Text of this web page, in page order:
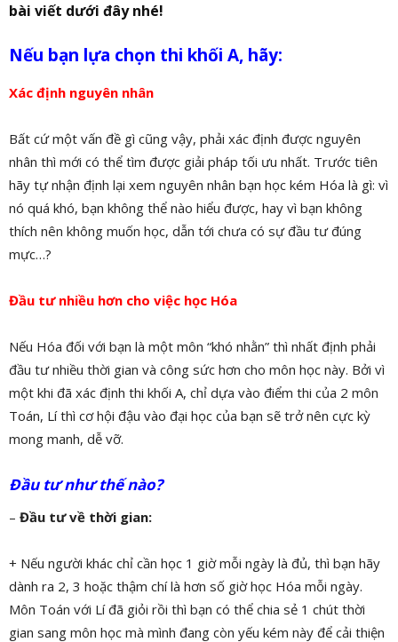
bài viết dưới đây nhé!
Nếu bạn lựa chọn thi khối A, hãy:
Xác định nguyên nhân
Bất cứ một vấn đề gì cũng vậy, phải xác định được nguyên
nhân thì mới có thể tìm được giải pháp tối ưu nhất. Trước tiên
hãy tự nhận định lại xem nguyên nhân bạn học kém Hóa là gì: vì
nó quá khó, bạn không thể nào hiểu được, hay vì bạn không
thích nên không muốn học, dẫn tới chưa có sự đầu tư đúng
mực…?
Đầu tư nhiều hơn cho việc học Hóa
Nếu Hóa đối với bạn là một môn “khó nhằn” thì nhất định phải
đầu tư nhiều thời gian và công sức hơn cho môn học này. Bởi vì
một khi đã xác định thi khối A, chỉ dựa vào điểm thi của 2 môn
Toán, Lí thì cơ hội đậu vào đại học của bạn sẽ trở nên cực kỳ
mong manh, dễ vỡ.
Đầu tư như thế nào?
– Đầu tư về thời gian:
+ Nếu người khác chỉ cần học 1 giờ mỗi ngày là đủ, thì bạn hãy
dành ra 2, 3 hoặc thậm chí là hơn số giờ học Hóa mỗi ngày.
Môn Toán với Lí đã giỏi rồi thì bạn có thể chia sẻ 1 chút thời
gian sang môn học mà mình đang còn yếu kém này để cải thiện